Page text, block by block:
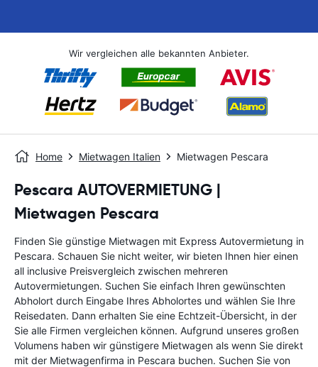
Wir vergleichen alle bekannten Anbieter.
Home Mietwagen Italien Mietwagen Pescara
Pescara AUTOVERMIETUNG |
Mietwagen Pescara
Finden Sie günstige Mietwagen mit Express Autovermietung in
Pescara. Schauen Sie nicht weiter, wir bieten Ihnen hier einen
all inclusive Preisvergleich zwischen mehreren
Autovermietungen. Suchen Sie einfach Ihren gewünschten
Abholort durch Eingabe Ihres Abholortes und wählen Sie Ihre
Reisedaten. Dann erhalten Sie eine Echtzeit-Übersicht, in der
Sie alle Firmen vergleichen können. Aufgrund unseres großen
Volumens haben wir günstigere Mietwagen als wenn Sie direkt
mit der Mietwagenfirma in Pescara buchen. Suchen Sie von